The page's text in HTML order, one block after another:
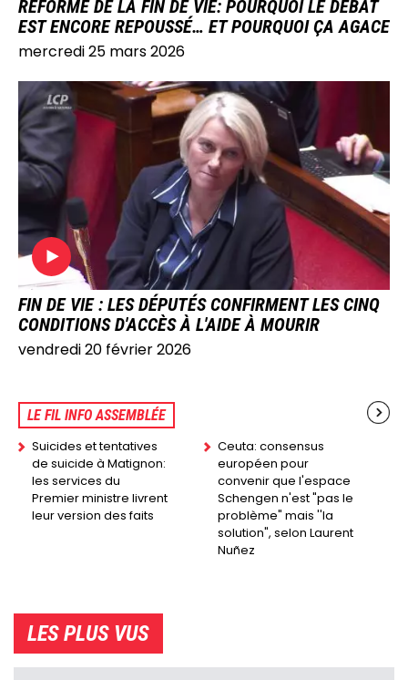
RÉFORME DE LA FIN DE VIE: POURQUOI LE DÉBAT
EST ENCORE REPOUSSÉ… ET POURQUOI ÇA AGACE
mercredi 25 mars 2026
IMAGE
FIN DE VIE : LES DÉPUTÉS CONFIRMENT LES CINQ
CONDITIONS D'ACCÈS À L'AIDE À MOURIR
vendredi 20 février 2026
LE FIL INFO ASSEMBLÉE
Suicides et tentatives
de suicide à Matignon:
les services du
Premier ministre livrent
leur version des faits
Ceuta: consensus
européen pour
convenir que l'espace
Schengen n'est "pas le
problème" mais ''la
solution", selon Laurent
Nuñez
LES PLUS VUS